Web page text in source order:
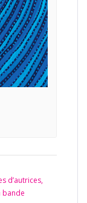
d’autrices,
bande